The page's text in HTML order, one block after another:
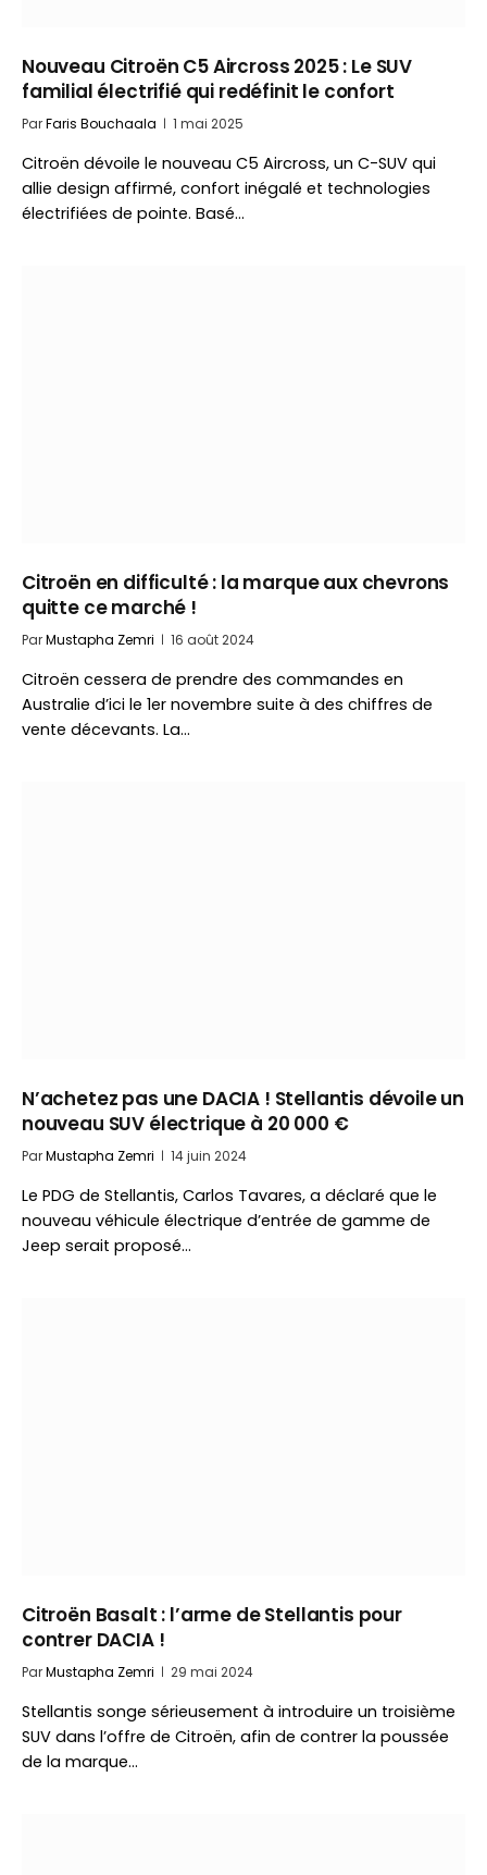
Nouveau Citroën C5 Aircross 2025 : Le SUV
familial électrifié qui redéfinit le confort
ParFaris Bouchaala 1 mai 2025
Citroën dévoile le nouveau C5 Aircross, un C-SUV qui
allie design affirmé, confort inégalé et technologies
électrifiées de pointe. Basé…
Citroën en difficulté : la marque aux chevrons
quitte ce marché !
ParMustapha Zemri 16 août 2024
Citroën cessera de prendre des commandes en
Australie d’ici le 1er novembre suite à des chiffres de
vente décevants. La…
N’achetez pas une DACIA ! Stellantis dévoile un
nouveau SUV électrique à 20 000 €
ParMustapha Zemri 14 juin 2024
Le PDG de Stellantis, Carlos Tavares, a déclaré que le
nouveau véhicule électrique d’entrée de gamme de
Jeep serait proposé…
Citroën Basalt : l’arme de Stellantis pour
contrer DACIA !
ParMustapha Zemri 29 mai 2024
Stellantis songe sérieusement à introduire un troisième
SUV dans l’offre de Citroën, afin de contrer la poussée
de la marque…